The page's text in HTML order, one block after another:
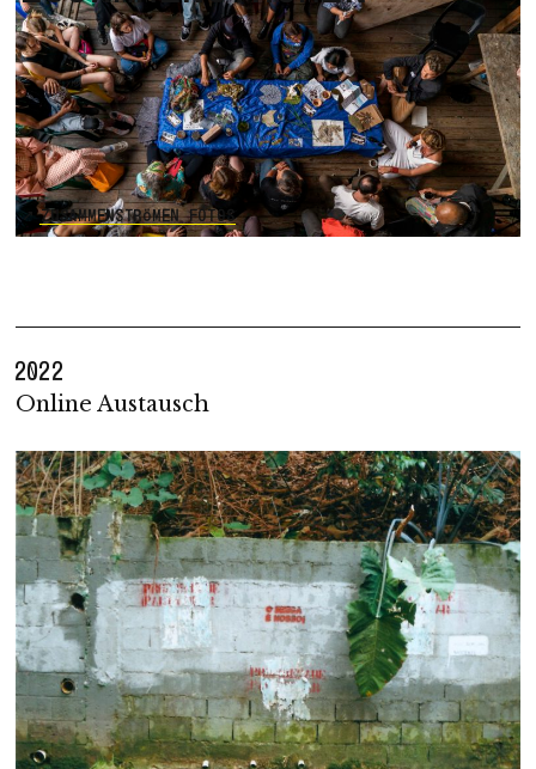
ZUSAMMENSTRÖMEN FOTOS
2022
Online Austausch